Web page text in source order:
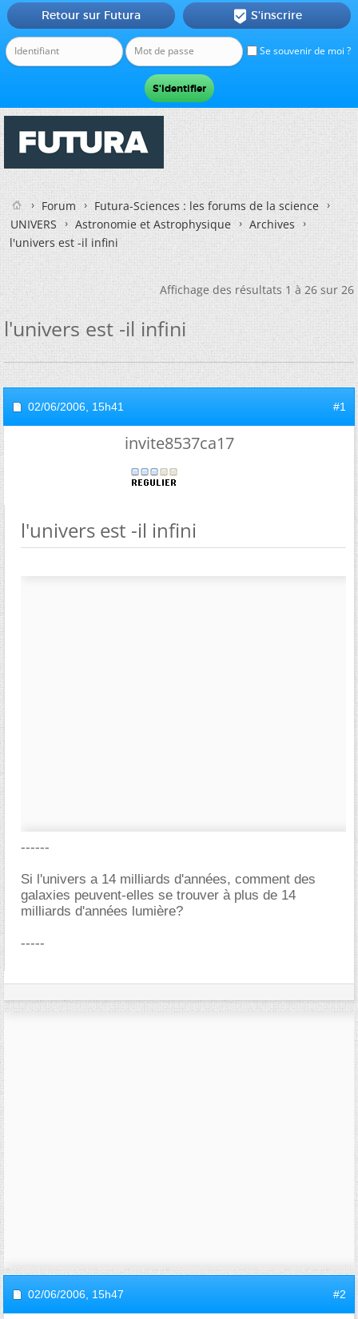
Se souvenir de moi ?
Retour sur Futura  S'inscrire
Forum
Futura-Sciences : les forums de la science
UNIVERS
Astronomie et Astrophysique
Archives
l'univers est -il infini
Affichage des résultats 1 à 26 sur 26
l'univers est -il infini
02/06/2006, 15h41 #1
invite8537ca17
l'univers est -il infini
------
Si l'univers a 14 milliards d'années, comment des
galaxies peuvent-elles se trouver à plus de 14
milliards d'années lumière?
-----
02/06/2006, 15h47 #2